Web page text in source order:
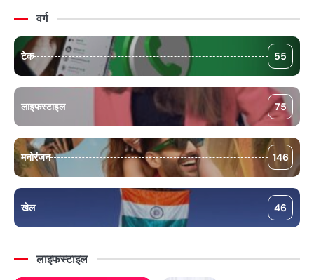
वर्ग
टेक 55
लाइफस्टाइल 75
मनोरंजन 146
खेल 46
लाइफस्टाइल